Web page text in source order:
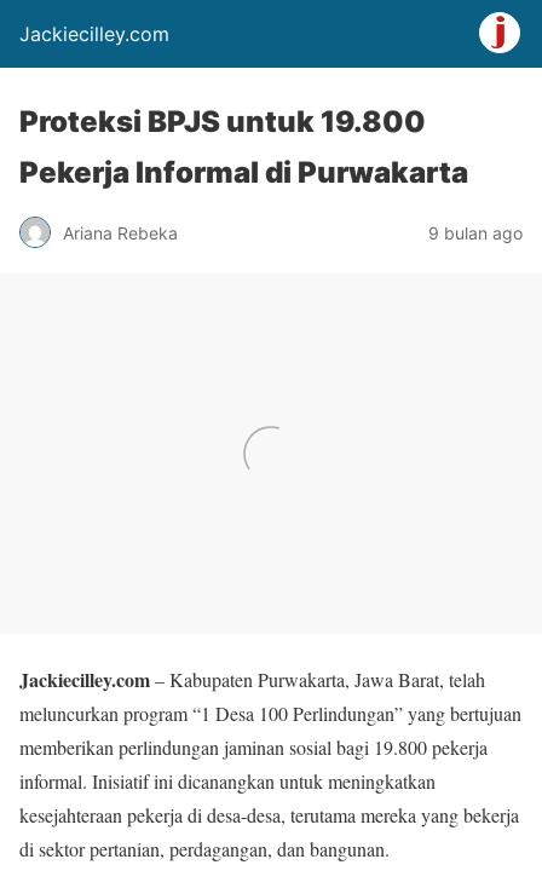
Jackiecilley.com
Proteksi BPJS untuk 19.800
Pekerja Informal di Purwakarta
Ariana Rebeka 9 bulan ago
Jackiecilley.com– Kabupaten Purwakarta, Jawa Barat, telah
meluncurkan program “1 Desa 100 Perlindungan” yang bertujuan
memberikan perlindungan jaminan sosial bagi 19.800 pekerja
informal. Inisiatif ini dicanangkan untuk meningkatkan
kesejahteraan pekerja di desa-desa, terutama mereka yang bekerja
di sektor pertanian, perdagangan, dan bangunan.